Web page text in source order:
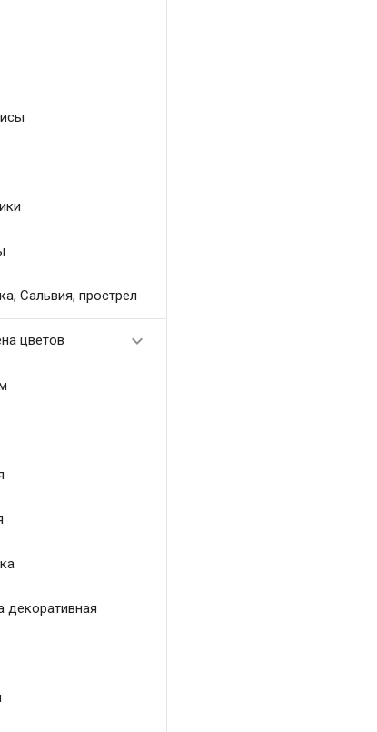
Сальвия, прострел
цветов 
декоративная